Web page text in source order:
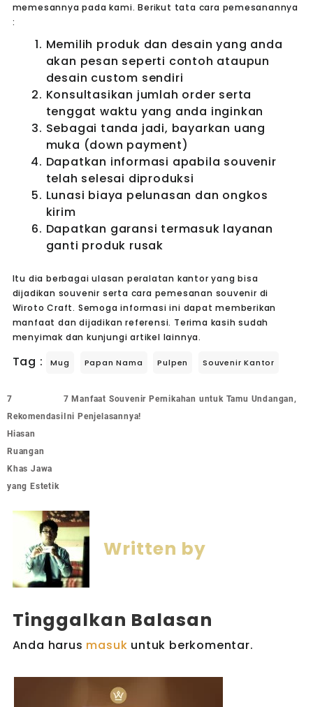
memesannya pada kami. Berikut tata cara pemesanannya
:
Memilih produk dan desain yang anda
akan pesan seperti contoh ataupun
desain custom sendiri
Konsultasikan jumlah order serta
tenggat waktu yang anda inginkan
Sebagai tanda jadi, bayarkan uang
muka (down payment)
Dapatkan informasi apabila souvenir
telah selesai diproduksi
Lunasi biaya pelunasan dan ongkos
kirim
Dapatkan garansi termasuk layanan
ganti produk rusak
Itu dia berbagai ulasan peralatan kantor yang bisa
dijadikan souvenir serta cara pemesanan souvenir di
Wiroto Craft. Semoga informasi ini dapat memberikan
manfaat dan dijadikan referensi. Terima kasih sudah
menyimak dan kunjungi artikel lainnya.
Tag : Mug Papan Nama Pulpen Souvenir Kantor
7
Rekomendasi
Hiasan
Ruangan
Khas Jawa
yang Estetik
7 Manfaat Souvenir Pernikahan untuk Tamu Undangan,
Ini Penjelasannya!
Written by
Tinggalkan Balasan
Anda harus masuk untuk berkomentar.